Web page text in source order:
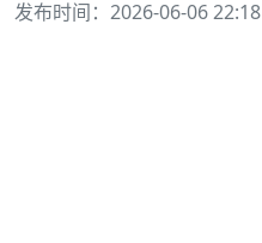
发布时间：2026-06-06 22:18